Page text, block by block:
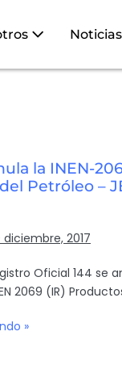
Noticias
la INEN-
Petróleo –
diciembre, 2017
Oficial 144 se
2069 (IR)
»